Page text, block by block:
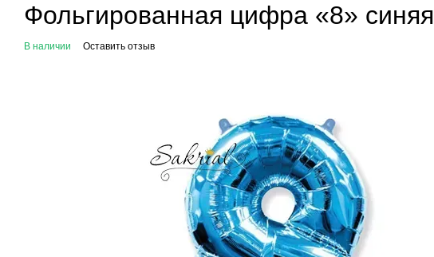
Фольгированная цифра «8» синяя
В наличии Оставить отзыв